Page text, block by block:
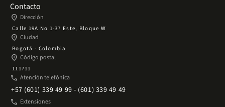
Contacto
place Dirección
Calle 19A No 1-37 Este, Bloque W
place Ciudad
Bogotá - Colombia
place Código postal
111711
phone Atención telefónica
+57 (601) 339 49 99 - (601) 339 49 49
phone Extensiones